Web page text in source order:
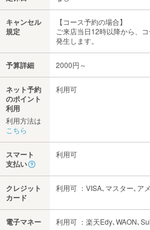
キャンセル
規定
【コース予約の場合】
ご来店当日12時以降から、
発生します。
予算詳細 2000円～
ネット予約
のポイント
利用
利用方法は
こちら
利用可
スマート
支払い
利用可
クレジット
カード
利用可 ：VISA､マスター､ア
電子マネー 利用可 ：楽天Edy､WAON､